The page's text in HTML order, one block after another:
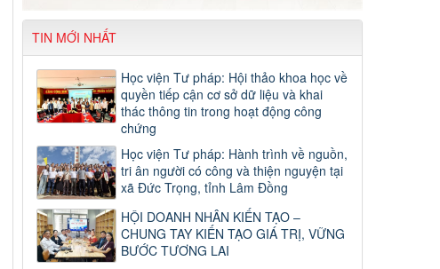
TIN MỚI NHẤT
Học viện Tư pháp: Hội thảo khoa học về
quyền tiếp cận cơ sở dữ liệu và khai
thác thông tin trong hoạt động công
chứng
Học viện Tư pháp: Hành trình về nguồn,
tri ân người có công và thiện nguyện tại
xã Đức Trọng, tỉnh Lâm Đồng
HỘI DOANH NHÂN KIẾN TẠO –
CHUNG TAY KIẾN TẠO GIÁ TRỊ, VỮNG
BƯỚC TƯƠNG LAI